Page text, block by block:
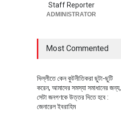
Staff Reporter
ADMINISTRATOR
Most Commented
দিল্লীতে কেন কুটনীতিকরা ছুটা-ছুটি
করেন, আমাদের সমস্যা সমাধানের জন্য,
সেটা জনগণকে উত্তর দিতে হবে :
জেনারেল ইবরাহিম